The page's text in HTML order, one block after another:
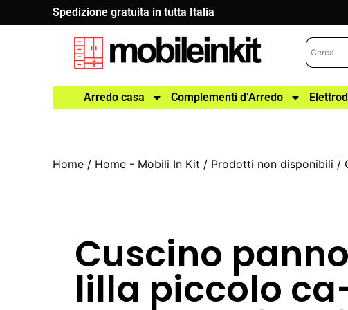
Spedizione gratuita in tutta Italia
Arredo casa Complementi d’Arredo
Home / Home - Mobili In Kit / Prodotti non disponibili /
Cuscino panno
lilla piccolo